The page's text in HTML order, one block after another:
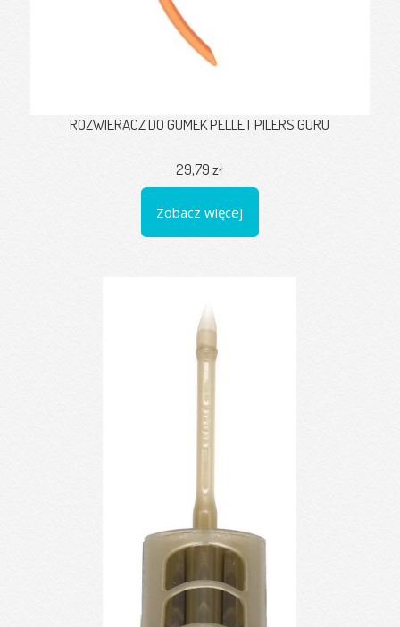
ROZWIERACZ DO GUMEK PELLET PILERS GURU
29,79 zł
Zobacz więcej